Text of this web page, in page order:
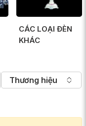
CÁC LOẠI ĐÈN
KHÁC
Thương hiệu